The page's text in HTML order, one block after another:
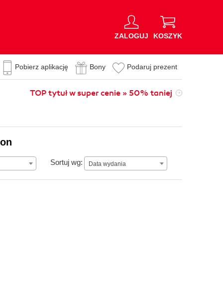
ZALOGUJ KOSZYK
Pobierz aplikację Bony Podaruj prezent
TOP tytuł w super cenie » 50% taniej
Sortuj wg: Data wydania
Data wydania